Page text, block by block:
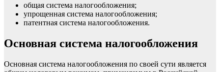
общая система налогообложения;
упрощенная система налогообложения;
патентная система налогообложения.
Основная система налогообложения
Основная система налогообложения по своей сути является